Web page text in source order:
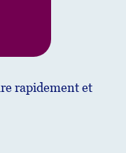
rapidement et